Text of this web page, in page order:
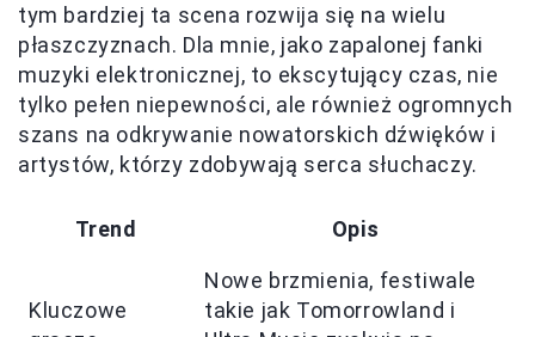
tym bardziej ta scena rozwija się na wielu
płaszczyznach. Dla mnie, jako zapalonej fanki
muzyki elektronicznej, to ekscytujący czas, nie
tylko pełen niepewności, ale również ogromnych
szans na odkrywanie nowatorskich dźwięków i
artystów, którzy zdobywają serca słuchaczy.
Trend Opis
Kluczowe
Nowe brzmienia, festiwale
takie jak Tomorrowland i